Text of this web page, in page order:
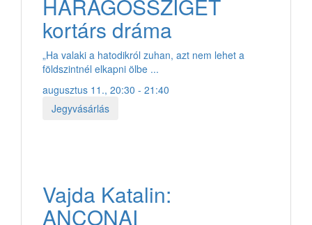
HARAGOSSZIGET
kortárs dráma
„Ha valaki a hatodikról zuhan, azt nem lehet a
földszintnél elkapni ölbe ...
augusztus 11., 20:30 - 21:40
Jegyvásárlás
Vajda Katalin:
ANCONAI